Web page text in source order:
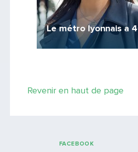
Le métro lyonnais a
Revenir en haut de page
FACEBOOK